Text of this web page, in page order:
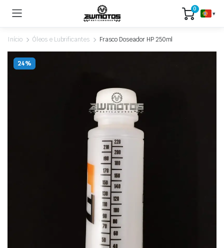
0
▾
Início Óleos e Lubrificantes Frasco Doseador HP 250ml
24%